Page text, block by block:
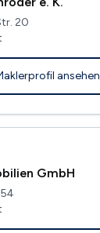
20
ansehen
GmbH